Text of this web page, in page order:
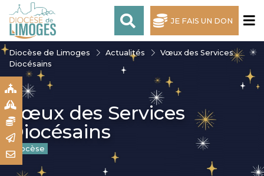
JE FAIS UN DON
Diocèse de Limoges Actualités
Vœux des Services
Diocésains
Vœux des Services
Diocésains
Diocèse